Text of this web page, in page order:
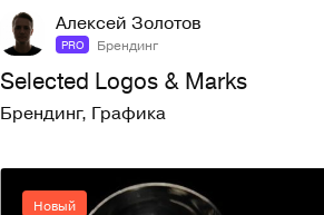
Алексей Золотов
PRO Брендинг
Selected Logos & Marks
Брендинг, Графика
Новый